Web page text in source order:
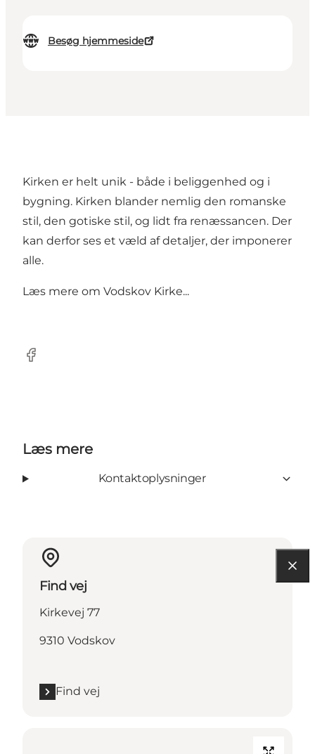
Besøg hjemmeside
Kirken er helt unik - både i beliggenhed og i
bygning. Kirken blander nemlig den romanske
stil, den gotiske stil, og lidt fra renæssancen. Der
kan derfor ses et væld af detaljer, der imponerer
alle.
Læs mere om Vodskov Kirke...
Facebook
Læs mere
Kontaktoplysninger
Find vej
Kirkevej 77
9310 Vodskov
Find vej